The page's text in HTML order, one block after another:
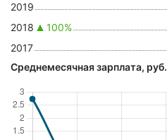
2019
2018
100%
2017
Среднемесячная зарплата, руб.